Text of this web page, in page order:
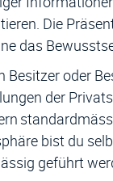
Die
das
Besitzer oder
der
bist du
geführt